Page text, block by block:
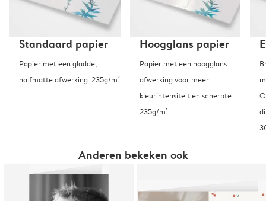
Standaard papier
Papier met een gladde,
halfmatte afwerking. 235g/m²
Hoogglans papier
Papier met een hoogglans
afwerking voor meer
kleurintensiteit en scherpte.
235g/m²
Anderen bekeken ook